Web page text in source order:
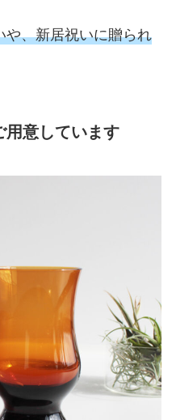
や、新居祝いに贈られ
用意しています